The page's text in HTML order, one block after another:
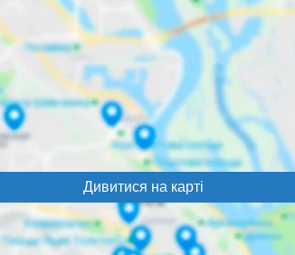
Дивитися на карті